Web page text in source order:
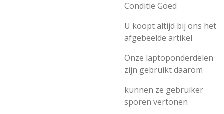
Conditie Goed
U koopt altijd bij ons het
afgebeelde artikel
Onze laptoponderdelen
zijn gebruikt daarom
kunnen ze gebruiker
sporen vertonen